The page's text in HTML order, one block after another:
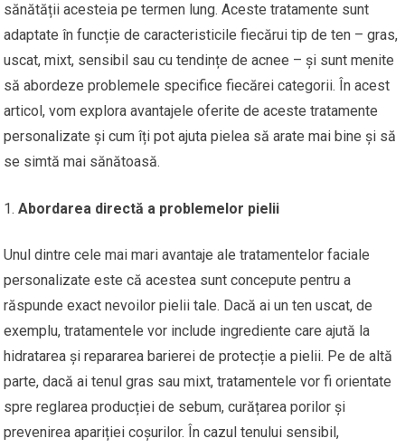
sănătății acesteia pe termen lung. Aceste tratamente sunt
adaptate în funcție de caracteristicile fiecărui tip de ten – gras,
uscat, mixt, sensibil sau cu tendințe de acnee – și sunt menite
să abordeze problemele specifice fiecărei categorii. În acest
articol, vom explora avantajele oferite de aceste tratamente
personalizate și cum îți pot ajuta pielea să arate mai bine și să
se simtă mai sănătoasă.
Abordarea directă a problemelor pielii
Unul dintre cele mai mari avantaje ale tratamentelor faciale
personalizate este că acestea sunt concepute pentru a
răspunde exact nevoilor pielii tale. Dacă ai un ten uscat, de
exemplu, tratamentele vor include ingrediente care ajută la
hidratarea și repararea barierei de protecție a pielii. Pe de altă
parte, dacă ai tenul gras sau mixt, tratamentele vor fi orientate
spre reglarea producției de sebum, curățarea porilor și
prevenirea apariției coșurilor. În cazul tenului sensibil,